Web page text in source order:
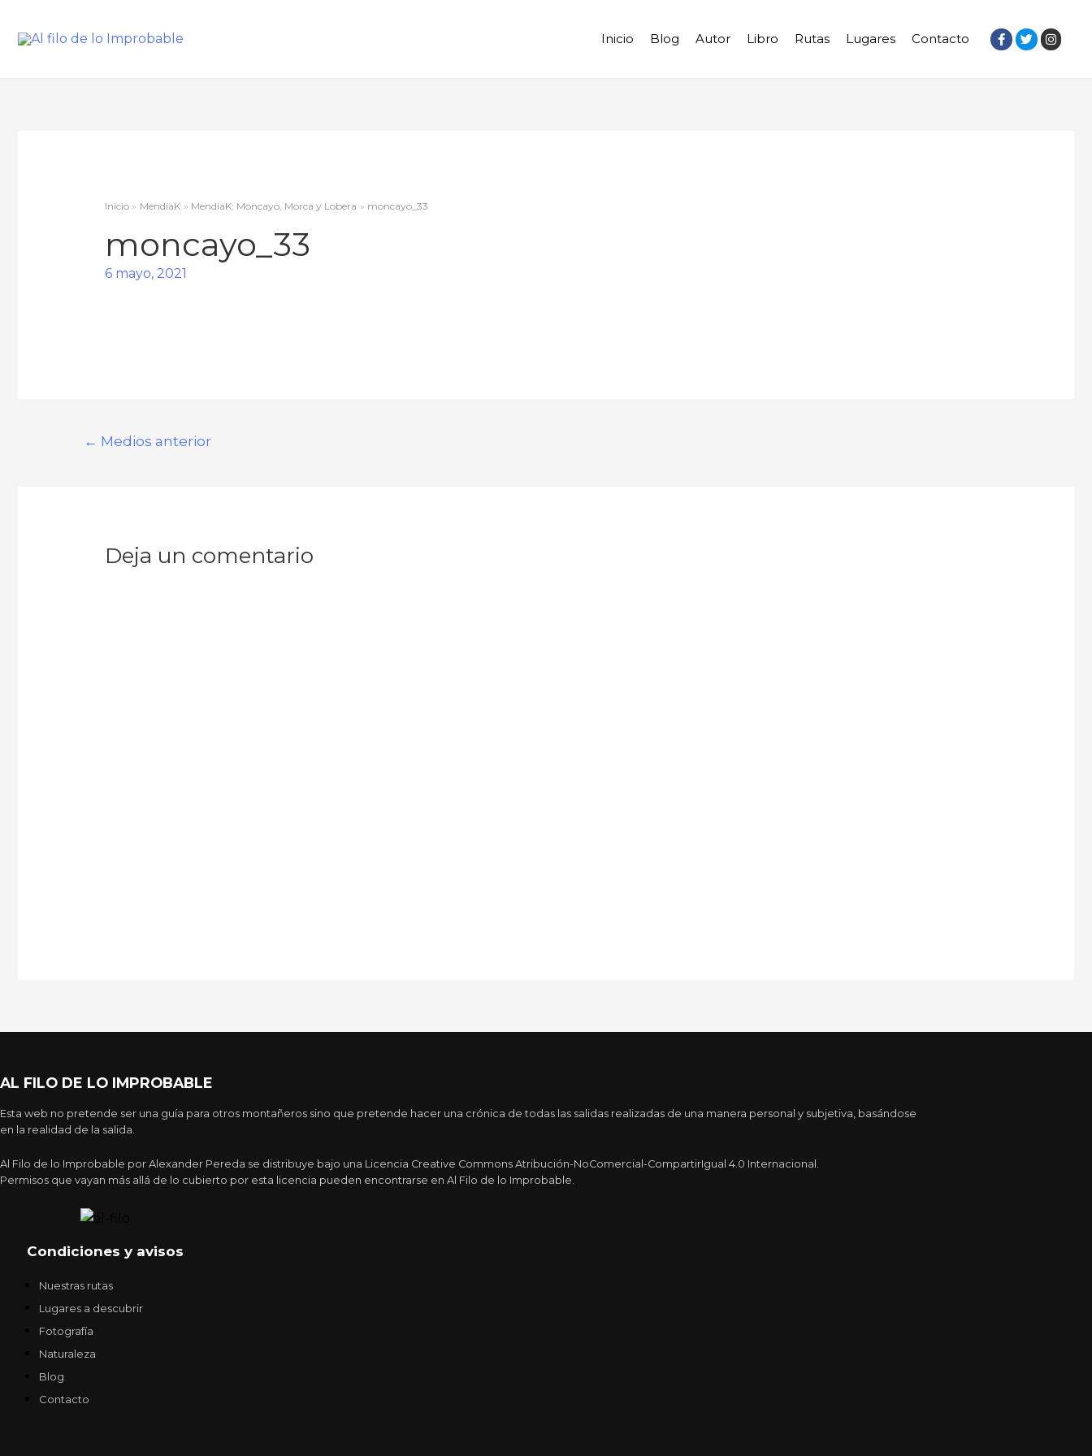
Inicio Blog Autor Libro Rutas Lugares Contacto
Inicio MendiaK MendiaK: Moncayo, Morca y Lobera moncayo_33
moncayo_33
6 mayo, 2021
Navegación
← Medios anterior
Deja un comentario
AL FILO DE LO IMPROBABLE
Esta web no pretende ser una guía para otros montañeros sino que pretende hacer una crónica de todas las salidas realizadas de una manera personal y subjetiva, basándose
en la realidad de la salida.
Al Filo de lo Improbable por Alexander Pereda se distribuye bajo una Licencia Creative Commons Atribución-NoComercial-CompartirIgual 4.0 Internacional.
Permisos que vayan más allá de lo cubierto por esta licencia pueden encontrarse en Al Filo de lo Improbable.
Condiciones y avisos
Nuestras rutas
Lugares a descubrir
Fotografía
Naturaleza
Blog
Contacto